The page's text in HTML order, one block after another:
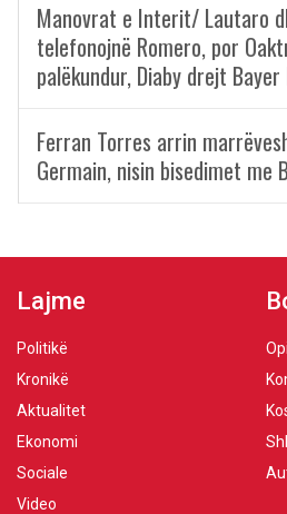
Manovrat e Interit/ Lautaro
telefonojnë Romero, por
palëkundur, Diaby drejt Bayer
Ferran Torres arrin
Germain, nisin bisedimet me
Lajme
Politikë
Kronikë
Aktualitet
Ekonomi
Sociale
Video